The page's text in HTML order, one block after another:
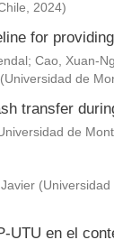
, 2024)
for
; Cao, Xuan-
(Universidad de
transfer
de
(Universidad
UTU en el